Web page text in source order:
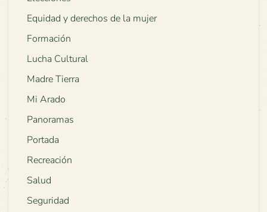
Equidad y derechos de la mujer
Formación
Lucha Cultural
Madre Tierra
Mi Arado
Panoramas
Portada
Recreación
Salud
Seguridad